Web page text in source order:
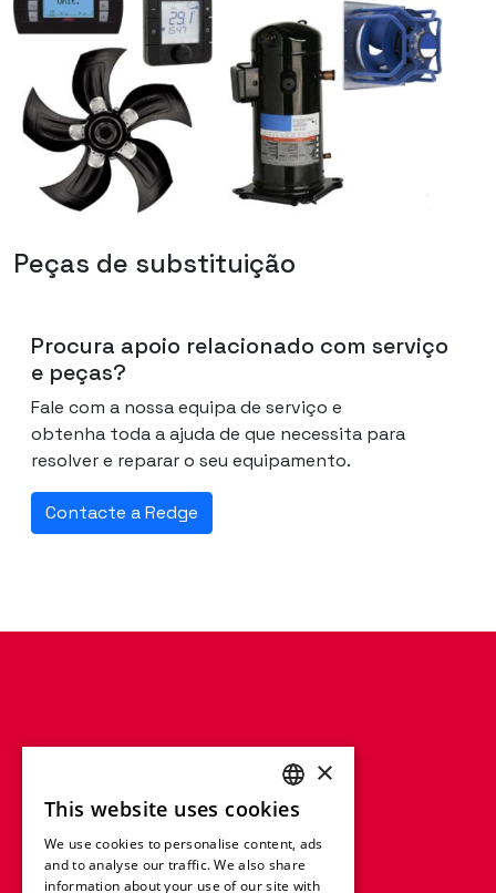
Peças de substituição
Procura apoio relacionado com serviço
e peças?
Fale com a nossa equipa de serviço e
obtenha toda a ajuda de que necessita para
resolver e reparar o seu equipamento.
Contacte a Redge
ENGLISH
FRENCH
×
This website uses cookies
We use cookies to personalise content, ads
and to analyse our traffic. We also share
information about your use of our site with